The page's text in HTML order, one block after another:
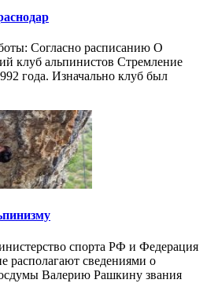
Согласно расписанию О
клуб альпинистов Стремление
года. Изначально клуб был
спорта РФ и Федерация
располагают сведениями о
Валерию Рашкину звания